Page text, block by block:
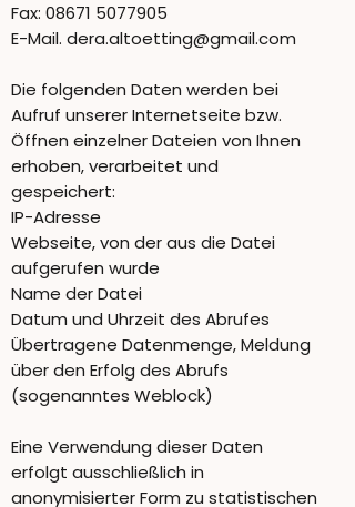
Fax: 08671 5077905
E-Mail. dera.altoetting@gmail.com
Die folgenden Daten werden bei
Aufruf unserer Internetseite bzw.
Öffnen einzelner Dateien von Ihnen
erhoben, verarbeitet und
gespeichert:
IP-Adresse
Webseite, von der aus die Datei
aufgerufen wurde
Name der Datei
Datum und Uhrzeit des Abrufes
Übertragene Datenmenge, Meldung
über den Erfolg des Abrufs
(sogenanntes Weblock)
Eine Verwendung dieser Daten
erfolgt ausschließlich in
anonymisierter Form zu statistischen